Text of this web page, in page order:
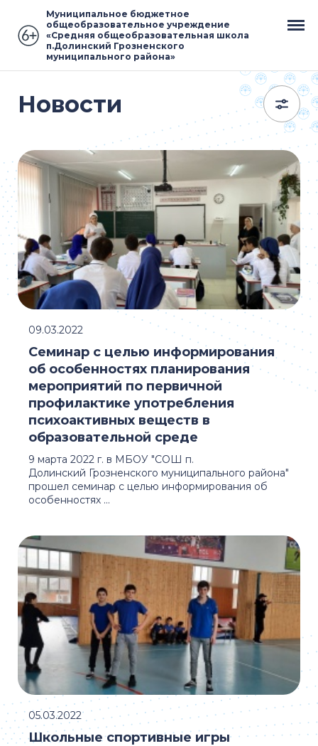
Муниципальное бюджетное
общеобразовательное учреждение
«Средняя общеобразовательная школа
п.Долинский Грозненского
муниципального района»
Новости
9 марта 2022 г. в МБОУ "СОШ п.
Долинский Грозненского муниципального района"
прошел семинар с целью информирования об
особенностях ...
Семинар с целью информирования
об особенностях планирования
мероприятий по первичной
профилактике употребления
психоактивных веществ в
образовательной среде
09.03.2022
Школьные спортивные игры
05.03.2022